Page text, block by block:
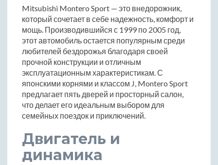
Mitsubishi Montero Sport — это внедорожник,
который сочетает в себе надежность, комфорт и
мощь. Производившийся с 1999 по 2005 год,
этот автомобиль остается популярным среди
любителей бездорожья благодаря своей
прочной конструкции и отличным
эксплуатационным характеристикам. С
японскими корнями и классом J, Montero Sport
предлагает пять дверей и просторный салон,
что делает его идеальным выбором для
семейных поездок и приключений.
Двигатель и
динамика